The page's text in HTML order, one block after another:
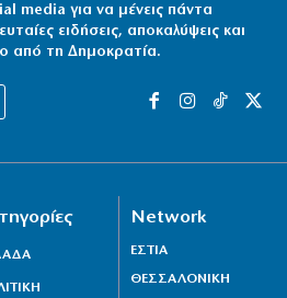
media για να μένεις πάντα
ειδήσεις, αποκαλύψεις και
από τη Δημοκρατία.
Network
ΕΣΤΙΑ
ΘΕΣΣΑΛΟΝΙΚΗ